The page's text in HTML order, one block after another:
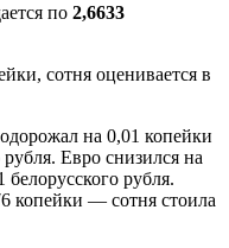
по 2,6633
сотня оценивается в
на 0,01 копейки
Евро снизился на
рубля.
копейки — сотня стоила